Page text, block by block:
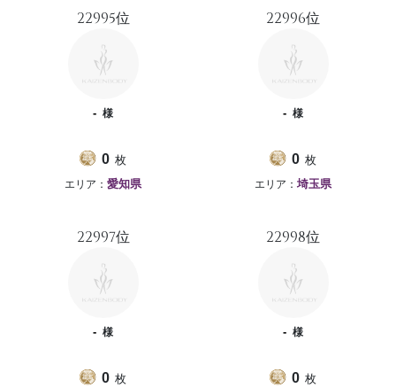
22995位
- 様
0 枚
エリア： 愛知県
22996位
- 様
0 枚
エリア： 埼玉県
22997位
- 様
0 枚
22998位
- 様
0 枚